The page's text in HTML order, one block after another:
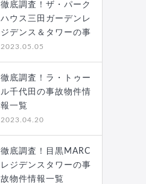
徹底調査！ザ・パーク
ハウス三田ガーデンレ
ジデンス＆タワーの事
故…
2023.05.05
徹底調査！ラ・トゥー
ル千代田の事故物件情
報一覧
2023.04.20
徹底調査！目黒MARC
レジデンスタワーの事
故物件情報一覧